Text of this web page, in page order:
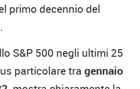
primo decennio del
S&P 500 negli ultimi 25
particolare tra gennaio